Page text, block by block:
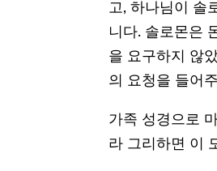
고, 하나님이 솔
니다. 솔로몬은
을 요구하지 않
의 요청을 들어
가족 성경으로
라 그리하면 이